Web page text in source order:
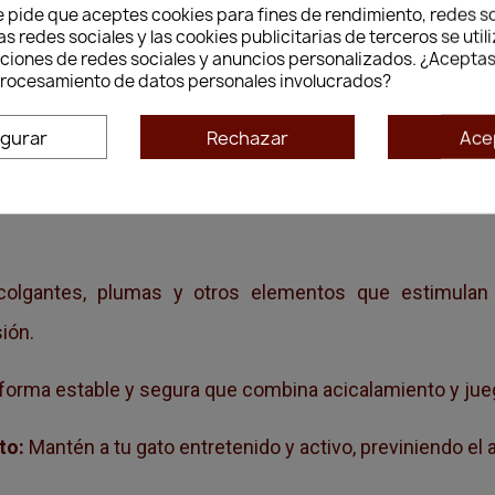
La Plataforma Groom & Play es la solución ideal.
ofrece un espacio donde tu gato puede
y superficies texturizadas que ayudan a tu gato a
plumas y otros elementos que
estable y segura que combina acicalamiento y
Mantén a tu gato entretenido y activo, previniendo el
pide que aceptes cookies para fines de rendimiento, redes
redes sociales y las cookies publicitarias de terceros se
de redes sociales y anuncios personalizados.
de datos personales involucrados?
Rechazar